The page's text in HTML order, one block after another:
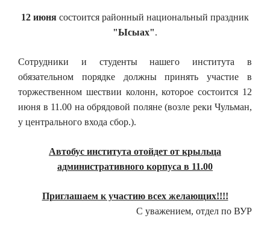
12 июня состоится районный национальный праздник
"Ысыах".
Сотрудники и студенты нашего института в
обязательном порядке должны принять участие в
торжественном шествии колонн, которое состоится 12
июня в 11.00 на обрядовой поляне (возле реки Чульман,
у центрального входа сбор.).
Автобус института отойдет от крыльца
административного корпуса в 11.00
Приглашаем к участию всех желающих!!!!
С уважением, отдел по ВУР